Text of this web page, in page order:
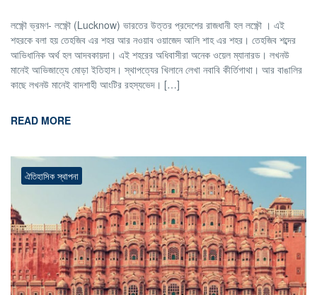
লক্ষ্ণৌ ভ্রমণ- লক্ষ্ণৌ (Lucknow) ভারতের উত্তর প্রদেশের রাজধানী হল লক্ষ্ণৌ । এই
শহরকে বলা হয় তেহজিব এর শহর আর নওয়াব ওয়াজেদ আলি শাহ এর শহর। তেহজিব শব্দের
আভিধানিক অর্থ হল আদবকায়দা। এই শহরের অধিবাসীরা অনেক ওয়েল ম্যানারড। লখনউ
মানেই আভিজাত্যে মোড়া ইতিহাস। স্থাপত্যের খিলানে লেখা নবাবি কীর্তিগাথা। আর বাঙালির
কাছে লখনউ মানেই বাদশাহী আংটির রহস্যভেদ। […]
READ MORE
ঐতিহাসিক স্থাপনা